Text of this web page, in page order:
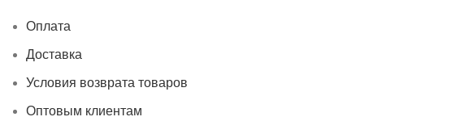
Оплата
Доставка
Условия возврата товаров
Оптовым клиентам